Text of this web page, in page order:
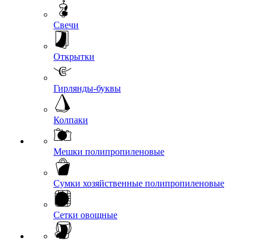
Свечи
Открытки
Гирлянды-буквы
Колпаки
Мешки полипропиленовые
Сумки хозяйственные полипропиленовые
Сетки овощные